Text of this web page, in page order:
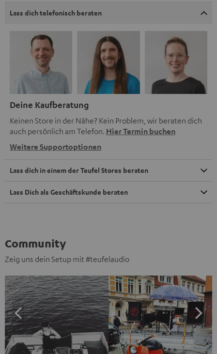
Lass dich telefonisch beraten
Deine Kaufberatung
Keinen Store in der Nähe? Kein Problem, wir beraten dich
auch persönlich am Telefon. Hier Termin buchen
Weitere Supportoptionen
Lass dich in einem der Teufel Stores beraten
Lass Dich als Geschäftskunde beraten
Community
Zeig uns dein Setup mit #teufelaudio